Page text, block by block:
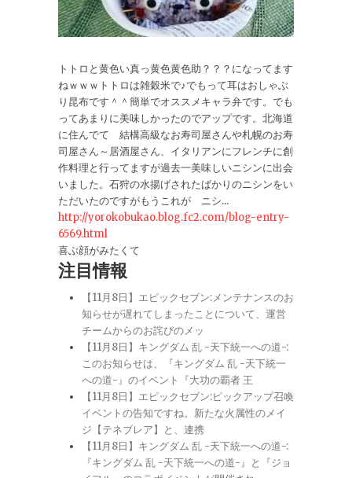
トトロと黄色い真っ黄色黄色助？？？になってます
ねｗｗｗトトロは雑穀米で♪でもって耳はおしゃぶ
り昆布です＾＾簡単でオススメキャラ弁です。でも
ってあまりに美味しかったのでアップです。北海道
に住んでて 結構高級なお寿司屋さんや札幌のお寿
司屋さん～居酒屋さん、イタリアンにフレンチに創
作料理と行ってますが過去一美味しいニシンに出会
いました。石狩の水揚げされたばかりのニシンをい
ただいたのですがもうこれが ニシ...
http://yorokobukao.blog.fc2.com/blog-entry-
6569.html
喜ぶ顔がみたくて
注目情報
【11月8日】エピックセブン:メンテナンスのお
知らせが遅れてしまったことについて、運営
チームからのお詫びのメッ
【11月8日】キングダム 乱 -天下統一への道-:
このお知らせは、『キングダム 乱 -天下統一
への道-』のイベント『大功の覇者 王
【11月8日】エピックセブン:ピックアップ召喚
イベントの告知ですね。新たな火属性のメイ
ジ【テネブレア】と、連携
【11月8日】キングダム 乱 -天下統一への道-:
『キングダム 乱 -天下統一への道-』と『ジョ